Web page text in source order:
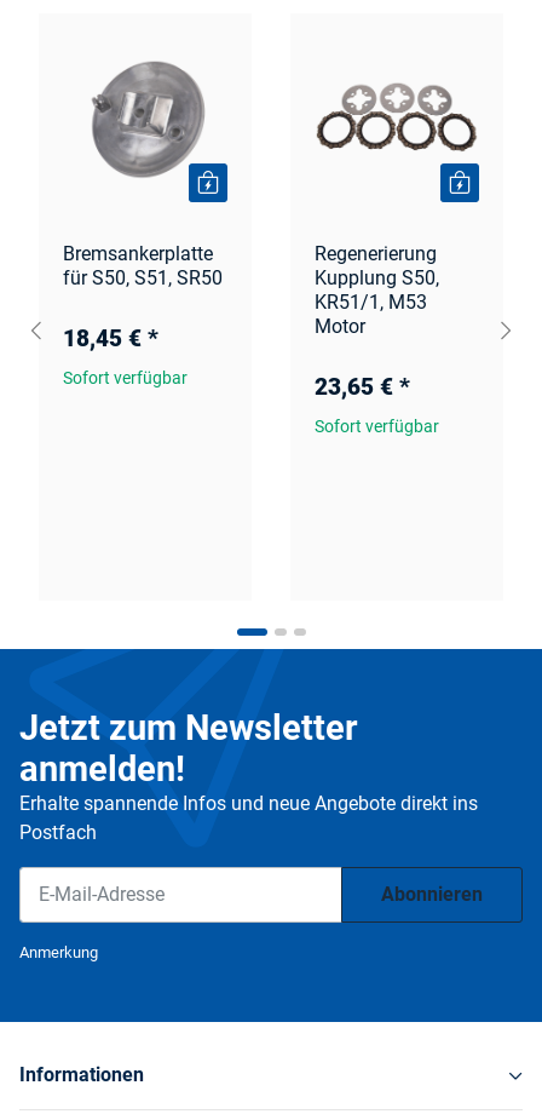
Bremsankerplatte
für S50, S51, SR50
18,45 € *
Sofort verfügbar
Regenerierung
Kupplung S50,
KR51/1, M53
Motor
23,65 € *
Sofort verfügbar
Jetzt zum Newsletter
anmelden!
Erhalte spannende Infos und neue Angebote direkt ins
Postfach
Abonnieren
Anmerkung
Informationen